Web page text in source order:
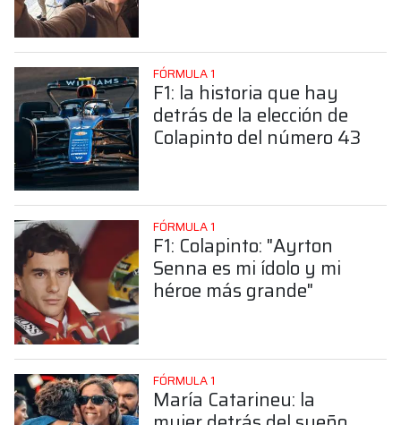
FÓRMULA 1
F1: la historia que hay
detrás de la elección de
Colapinto del número 43
FÓRMULA 1
F1: Colapinto: "Ayrton
Senna es mi ídolo y mi
héroe más grande"
FÓRMULA 1
María Catarineu: la